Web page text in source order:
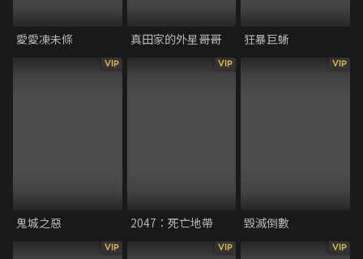
愛愛凍未條 真田家的外星哥哥 狂暴巨蜥
VIP
鬼城之惡
VIP
2047：死亡地帶
VIP
毀滅倒數
VIP VIP VIP